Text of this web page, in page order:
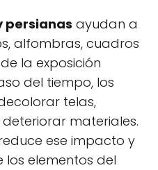
persianas ayudan a
alfombras, cuadros
la exposición
del tiempo, los
telas,
materiales.
ese impacto y
elementos del